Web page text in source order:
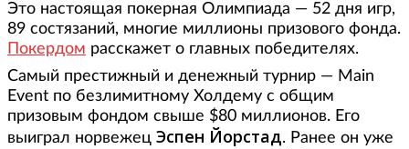
Это настоящая покерная Олимпиада — 52 дня игр,
89 состязаний, многие миллионы призового фонда.
Покердом расскажет о главных победителях.
Самый престижный и денежный турнир — Main
Event по безлимитному Холдему с общим
призовым фондом свыше $80 миллионов. Его
выиграл норвежец Эспен Йорстад. Ранее он уже